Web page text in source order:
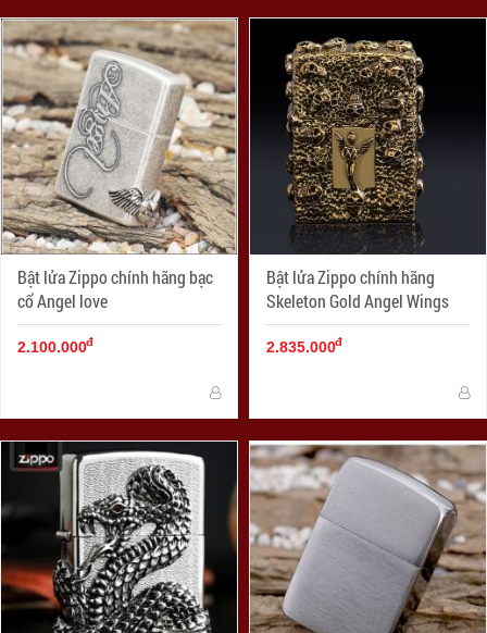
Bật lửa Zippo chính hãng bạc
cổ Angel love
2.100.000đ
Bật lửa Zippo chính hãng
Skeleton Gold Angel Wings
2.835.000đ